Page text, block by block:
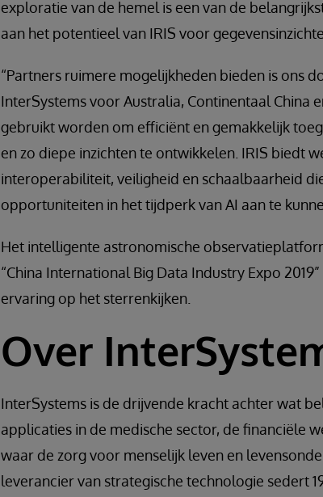
exploratie van de hemel is een van de
aan het potentieel van IRIS voor
“Partners ruimere mogelijkheden bieden is ons
InterSystems voor Australia, Continentaal China
gebruikt worden om efficiënt en gemakkelijk
en zo diepe inzichten te ontwikkelen. IRIS biedt
interoperabiliteit, veiligheid en schaalbaarheid
opportuniteiten in het tijdperk van AI aan te
Het intelligente astronomische
“China International Big Data Industry Expo
ervaring op het sterrenkijken.
Over
InterSystems is de drijvende kracht achter wat
applicaties in de medische sector, de financiële
waar de zorg voor menselijk leven en
leverancier van strategische technologie sedert